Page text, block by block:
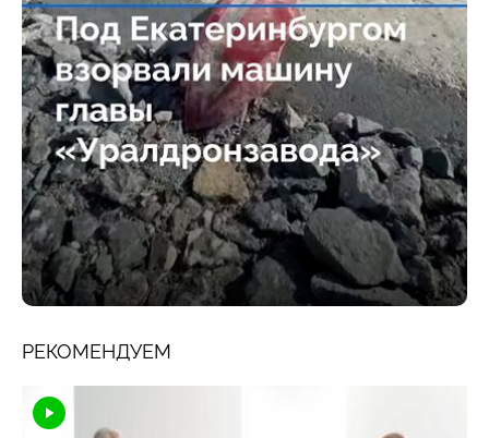
РЕКОМЕНДУЕМ